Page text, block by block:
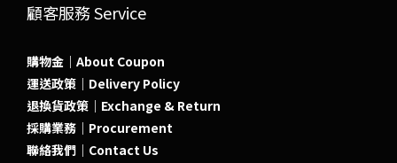
顧客服務 Service
購物金｜About Coupon
運送政策｜Delivery Policy
退換貨政策｜Exchange & Return
採購業務｜Procurement
聯絡我們｜Contact Us